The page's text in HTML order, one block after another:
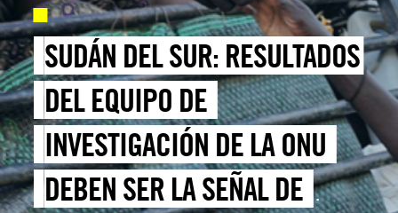
SUDÁN DEL SUR: RESULTADOS
DEL EQUIPO DE
INVESTIGACIÓN DE LA ONU
DEBEN SER LA SEÑAL DE